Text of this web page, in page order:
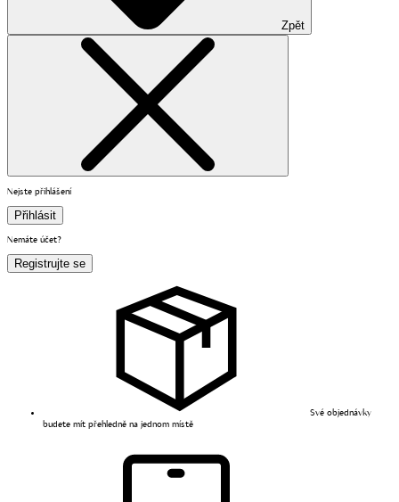
Zpět
Nejste přihlášení
Přihlásit
Nemáte účet?
Registrujte se
Své objednávky
budete mít přehledně na jednom místě